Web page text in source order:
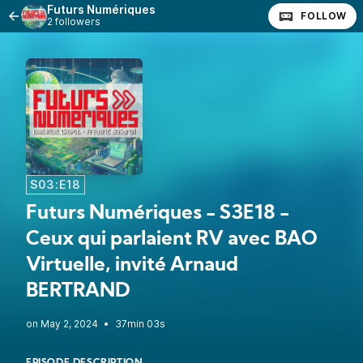
Futurs Numériques
2 followers FOLLOW
S03:E18
Futurs Numériques - S3E18 -
Ceux qui parlaient RV avec BAO
Virtuelle, invité Arnaud
BERTRAND
• 37min 03s